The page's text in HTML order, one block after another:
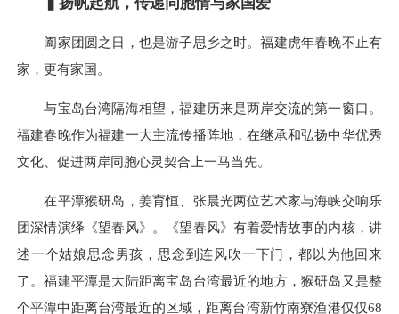
阖家团圆之日，也是游子思乡之时。福建虎年春晚不止有
家，更有家国。
与宝岛台湾隔海相望，福建历来是两岸交流的第一窗口。
福建春晚作为福建一大主流传播阵地，在继承和弘扬中华优秀
文化、促进两岸同胞心灵契合上一马当先。
在平潭猴研岛，姜育恒、张晨光两位艺术家与海峡交响乐
团深情演绎《望春风》。《望春风》有着爱情故事的内核，讲
述一个姑娘思念男孩，思念到连风吹一下门，都以为他回来
了。福建平潭是大陆距离宝岛台湾最近的地方，猴研岛又是整
个平潭中距离台湾最近的区域，距离台湾新竹南寮渔港仅仅68